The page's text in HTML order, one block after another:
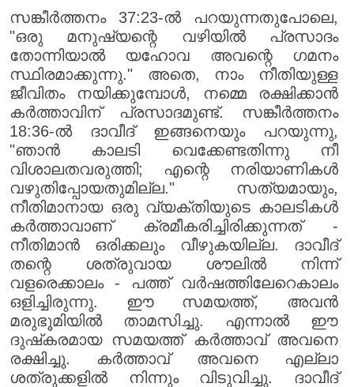
സങ്കീർത്തനം 37:23-ൽ പറയുന്നതുപോലെ,
"ഒരു മനുഷ്യന്റെ വഴിയിൽ പ്രസാദം
തോന്നിയാൽ യഹോവ അവന്റെ ഗമനം
സ്ഥിരമാക്കുന്നു." അതെ, നാം നീതിയുള്ള
ജീവിതം നയിക്കുമ്പോൾ, നമ്മെ രക്ഷിക്കാൻ
കർത്താവിന് പ്രസാദമുണ്ട്. സങ്കീർത്തനം
18:36-ൽ ദാവീദ് ഇങ്ങനെയും പറയുന്നു,
"ഞാൻ കാലടി വെക്കേണ്ടതിന്നു നീ
വിശാലതവരുത്തി; എന്റെ നരിയാണികൾ
വഴുതിപ്പോയതുമില്ല." സത്യമായും,
നീതിമാനായ ഒരു വ്യക്തിയുടെ കാലടികൾ
കർത്താവാണ് ക്രമീകരിച്ചിരിക്കുന്നത് -
നീതിമാൻ ഒരിക്കലും വീഴുകയില്ല. ദാവീദ്
തന്റെ ശത്രുവായ ശൗലിൽ നിന്ന്
വളരെക്കാലം - പത്ത് വർഷത്തിലേറെകാലം
ഒളിച്ചിരുന്നു. ഈ സമയത്ത്, അവൻ
മരുഭൂമിയിൽ താമസിച്ചു. എന്നാൽ ഈ
ദുഷ്‌കരമായ സമയത്ത് കർത്താവ് അവനെ
രക്ഷിച്ചു. കർത്താവ് അവനെ എല്ലാ
ശത്രുക്കളിൽ നിന്നും വിടുവിച്ചു. ദാവീദ്